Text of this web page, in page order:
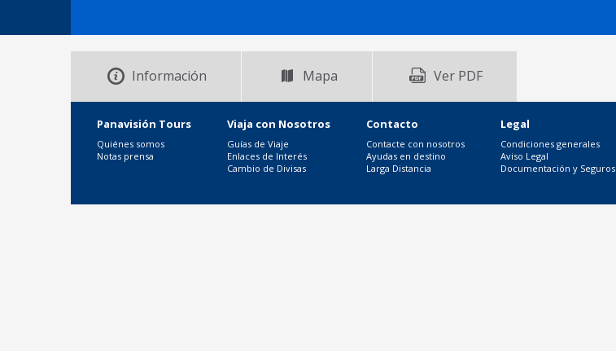
Información Mapa Ver PDF
Panavisión Tours
Quiénes somos
Notas prensa
Viaja con Nosotros
Guías de Viaje
Enlaces de Interés
Cambio de Divisas
Contacto
Contacte con nosotros
Ayudas en destino
Larga Distancia
Legal
Condiciones generales
Aviso Legal
Documentación y Seguros